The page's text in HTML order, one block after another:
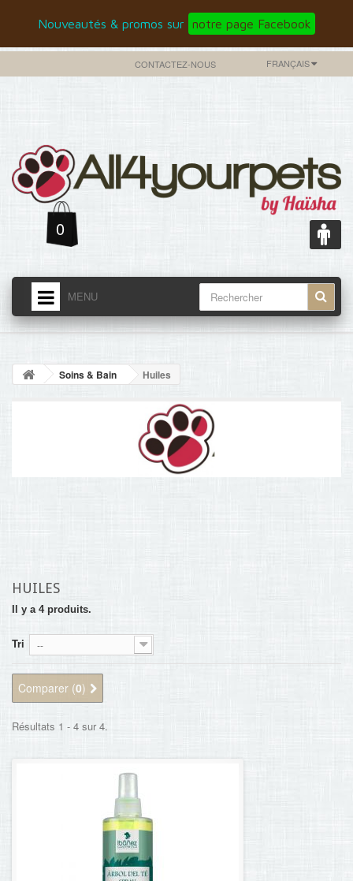
Nouveautés & promos sur notre page Facebook
FRANÇAIS
CONTACTEZ-NOUS
0
MENU
ACCUEIL
NOUVELLES
Soins & Bain Huiles
HUILES
Il y a 4 produits.
Tri --
Comparer (0)
Résultats 1 - 4 sur 4.